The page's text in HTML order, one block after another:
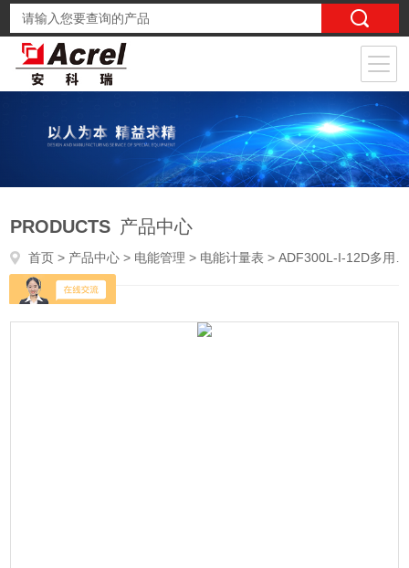
PRODUCTS 产品中心
首页 > 产品中心 > 电能管理 > 电能计量表 > ADF300L-I-12D多用户计量表